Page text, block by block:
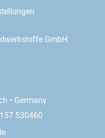
GmbH
• Germany
530460